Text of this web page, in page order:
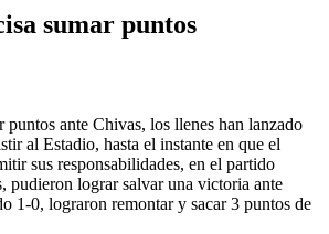
sumar puntos
puntos ante Chivas, los llenes han lanzado
al Estadio, hasta el instante en que el
sus responsabilidades, en el partido
pudieron lograr salvar una victoria ante
1-0, lograron remontar y sacar 3 puntos de